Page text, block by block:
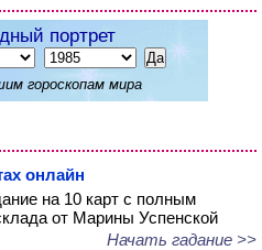
портрет
гороскопам мира
онлайн
на 10 карт с полным
от Марины Успенской
Начать гадание >>